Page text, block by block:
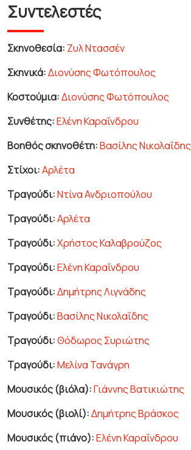
Συντελεστές
Σκηνοθεσία: Ζυλ Ντασσέν
Σκηνικά:Διονύσης Φωτόπουλος
Κοστούμια:Διονύσης Φωτόπουλος
Συνθέτης:Ελένη Καραΐνδρου
Βοηθός σκηνοθέτη:Βασίλης Νικολαΐδης
Στίχοι:Αρλέτα
Τραγούδι:Ντίνα Ανδριοπούλου
Τραγούδι:Αρλέτα
Τραγούδι:Χρήστος Καλαβρούζος
Τραγούδι:Ελένη Καραΐνδρου
Τραγούδι:Δημήτρης Λιγνάδης
Τραγούδι:Βασίλης Νικολαΐδης
Τραγούδι:Θόδωρος Συριώτης
Τραγούδι:Μελίνα Τανάγρη
Μουσικός (βιόλα):Γιάννης Βατικιώτης
Μουσικός (βιολί):Δημήτρης Βράσκος
Μουσικός (πιάνο):Ελένη Καραΐνδρου